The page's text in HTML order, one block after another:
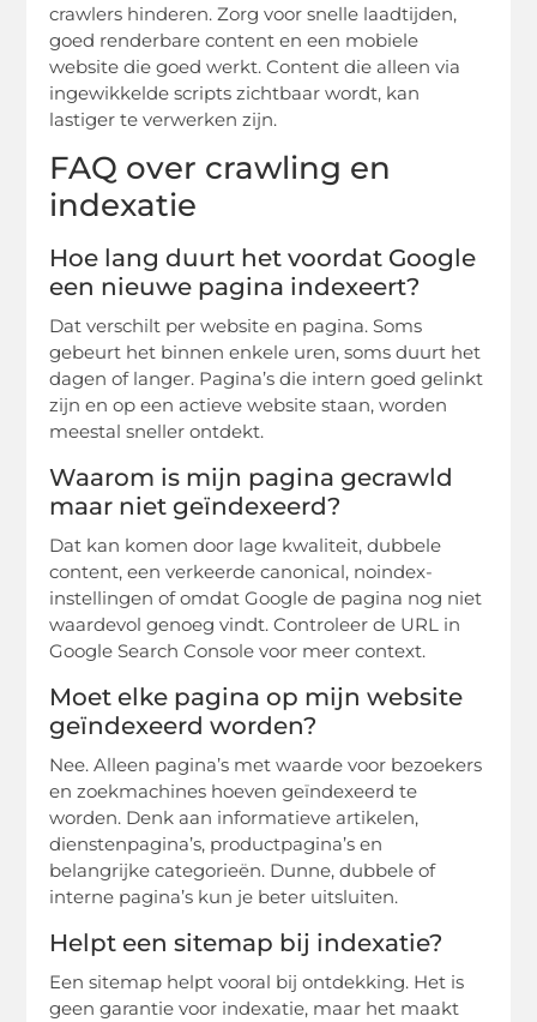
crawlers hinderen. Zorg voor snelle laadtijden,
goed renderbare content en een mobiele
website die goed werkt. Content die alleen via
ingewikkelde scripts zichtbaar wordt, kan
lastiger te verwerken zijn.
FAQ over crawling en
indexatie
Hoe lang duurt het voordat Google
een nieuwe pagina indexeert?
Dat verschilt per website en pagina. Soms
gebeurt het binnen enkele uren, soms duurt het
dagen of langer. Pagina’s die intern goed gelinkt
zijn en op een actieve website staan, worden
meestal sneller ontdekt.
Waarom is mijn pagina gecrawld
maar niet geïndexeerd?
Dat kan komen door lage kwaliteit, dubbele
content, een verkeerde canonical, noindex-
instellingen of omdat Google de pagina nog niet
waardevol genoeg vindt. Controleer de URL in
Google Search Console voor meer context.
Moet elke pagina op mijn website
geïndexeerd worden?
Nee. Alleen pagina’s met waarde voor bezoekers
en zoekmachines hoeven geïndexeerd te
worden. Denk aan informatieve artikelen,
dienstenpagina’s, productpagina’s en
belangrijke categorieën. Dunne, dubbele of
interne pagina’s kun je beter uitsluiten.
Helpt een sitemap bij indexatie?
Een sitemap helpt vooral bij ontdekking. Het is
geen garantie voor indexatie, maar het maakt